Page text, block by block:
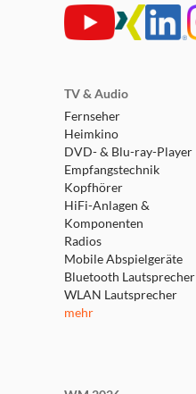
TV & Audio
Fernseher
Heimkino
DVD- & Blu-ray-Player
Empfangstechnik
Kopfhörer
HiFi-Anlagen &
Komponenten
Radios
Mobile Abspielgeräte
Bluetooth Lautsprecher
WLAN Lautsprecher
mehr